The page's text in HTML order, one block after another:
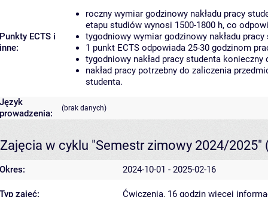
Punkty ECTS i
inne:
roczny wymiar godzinowy nakładu pracy
etapu studiów wynosi 1500-1800 h, co
tygodniowy wymiar godzinowy nakładu
1 punkt ECTS odpowiada 25-30 godzinom
tygodniowy nakład pracy studenta
nakład pracy potrzebny do zaliczenia
studenta.
Język
prowadzenia:
(brak danych)
Zajęcia w cyklu "Semestr zimowy 2024/2025"
Okres: 2024-10-01 - 2025-02-16
Typ zajęć: Ćwiczenia, 16 godzin więcej